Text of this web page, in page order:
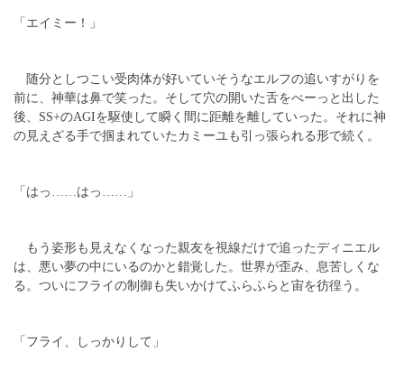
「エイミー！」
随分としつこい受肉体が好いていそうなエルフの追いすがりを
前に、神華は鼻で笑った。そして穴の開いた舌をべーっと出した
後、SS+のAGIを駆使して瞬く間に距離を離していった。それに神
の見えざる手で掴まれていたカミーユも引っ張られる形で続く。
「はっ……はっ……」
もう姿形も見えなくなった親友を視線だけで追ったディニエル
は、悪い夢の中にいるのかと錯覚した。世界が歪み、息苦しくな
る。ついにフライの制御も失いかけてふらふらと宙を彷徨う。
「フライ、しっかりして」